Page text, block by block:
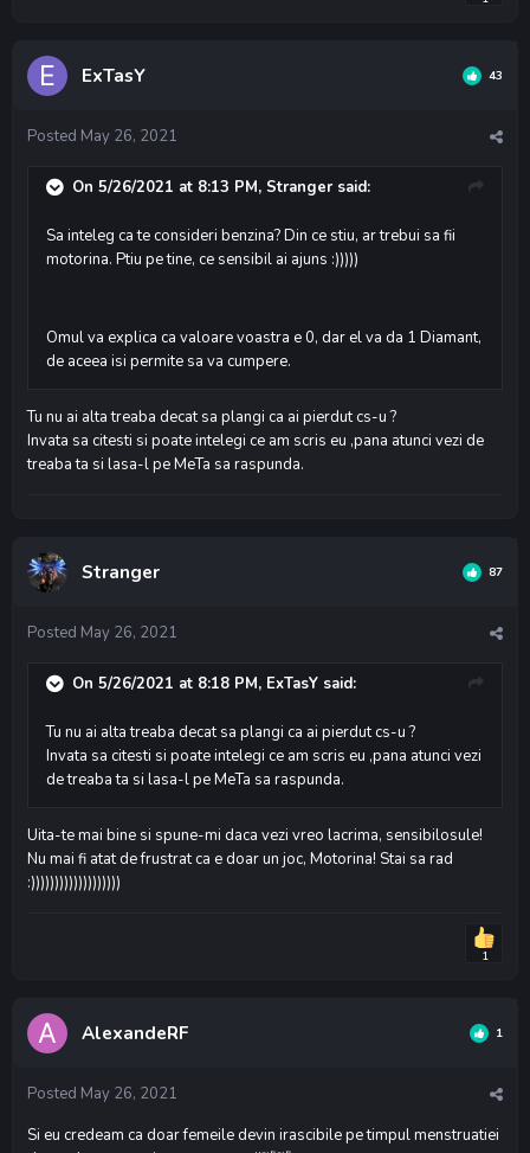
ExTasY 43
Posted May 26, 2021
On 5/26/2021 at 8:13 PM, Strangersaid:
Sa inteleg ca te consideri benzina?Din ce stiu, ar trebui sa fii
motorina. Ptiu pe tine, ce sensibil ai ajuns :)))))
Omul va explica ca valoare voastra e 0, dar el va da 1 Diamant,
de aceea isi permite sa va cumpere.
Tu nu ai alta treaba decat sa plangi ca ai pierdut cs-u ?
Invata sa citesti si poate intelegi ce am scris eu ,pana atunci vezi de
treaba ta si lasa-l pe MeTa sa raspunda.
Stranger 87
Posted May 26, 2021
On 5/26/2021 at 8:18 PM, ExTasY said:
Tu nu ai alta treaba decat sa plangi ca ai pierdut cs-u ?
Invata sa citesti si poate intelegi ce am scris eu ,pana atunci vezi
de treaba ta si lasa-l pe MeTa sa raspunda.
Uita-te mai bine si spune-mi daca vezi vreo lacrima, sensibilosule!
Nu mai fi atat de frustrat ca e doar un joc, Motorina! Stai sa rad
:)))))))))))))))))))
1
AlexandeRF 1
Posted May 26, 2021
Si eu credeam ca doar femeile devin irascibile pe timpul menstruatiei